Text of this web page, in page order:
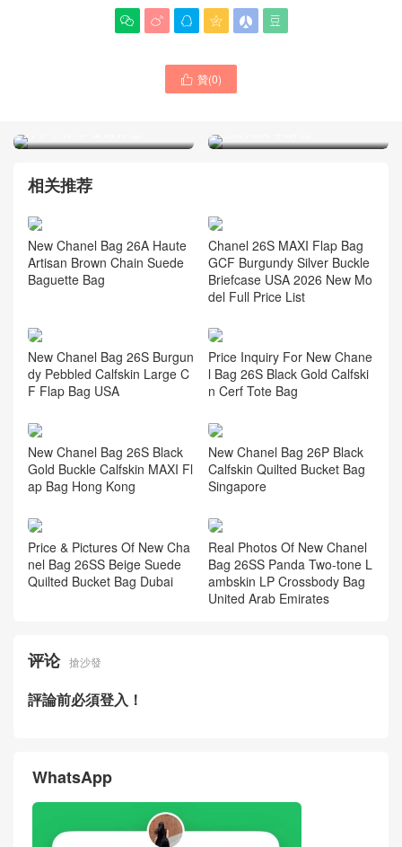
     
 贊(0)
香奈兒CHANEL女包 cf
相关推荐
New Chanel Bag 26A Haute
Artisan Brown Chain Suede
Baguette Bag
Chanel 26S MAXI Flap Bag
GCF Burgundy Silver Buckle
Briefcase USA 2026 New Mo
del Full Price List
New Chanel Bag 26S Burgun
dy Pebbled Calfskin Large C
F Flap Bag USA
Price Inquiry For New Chane
l Bag 26S Black Gold Calfski
n Cerf Tote Bag
New Chanel Bag 26S Black
Gold Buckle Calfskin MAXI Fl
ap Bag Hong Kong
New Chanel Bag 26P Black
Calfskin Quilted Bucket Bag
Singapore
Price & Pictures Of New Cha
nel Bag 26SS Beige Suede
Quilted Bucket Bag Dubai
Real Photos Of New Chanel
Bag 26SS Panda Two-tone L
ambskin LP Crossbody Bag
United Arab Emirates
评论 搶沙發
評論前必須登入！
WhatsApp